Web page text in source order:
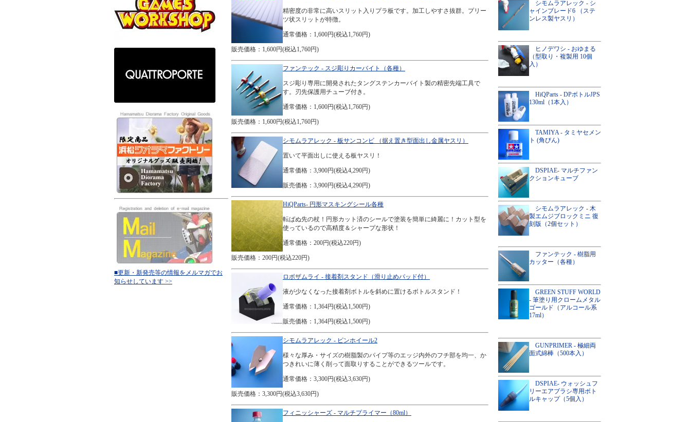
■更新・新発売等の情報をメルマガでお
知らせしています >>
精密度の非常に高いスリット入りプラ板です。加工しやすさ抜群。プリー
ツ状スリットが特徴。
通常価格：1,600円(税込1,760円)
販売価格：1,600円(税込1,760円)
ファンテック - スジ彫りカーバイト（各種）
スジ彫り専用に開発されたタングステンカーバイト製の精密先端工具で
す。刃先保護用チューブ付き。
通常価格：1,600円(税込1,760円)
販売価格：1,600円(税込1,760円)
シモムラアレック - 板サンコンビ （据え置き型面出し金属ヤスリ）
置いて平面出しに使える板ヤスリ！
通常価格：3,900円(税込4,290円)
販売価格：3,900円(税込4,290円)
HiQParts- 円形マスキングシール各種
転ばぬ先の杖！円形カット済のシールで塗装を簡単に綺麗に！カット型を
使っているので高精度＆シャープな形状！
通常価格：200円(税込220円)
販売価格：200円(税込220円)
ロボザムライ - 接着剤スタンド（滑り止めパッド付）
液が少なくなった接着剤ボトルを斜めに置けるボトルスタンド！
通常価格：1,364円(税込1,500円)
販売価格：1,364円(税込1,500円)
シモムラアレック - ピンホイール2
様々な厚み・サイズの樹脂製のパイプ等のエッジ内外のフチ部を均一、か
つきれいに薄く削って面取りすることができるツールです。
通常価格：3,300円(税込3,630円)
販売価格：3,300円(税込3,630円)
フィニッシャーズ - マルチプライマー（80ml）
シモムラアレック - シ
ャインブレード6 （ステ
ンレス製ヤスリ）
ヒノデワシ - おゆまる
（型取り・複製用 10個
入）
HiQParts - DPボトルJPS
130ml（1本入）
TAMIYA - タミヤセメン
ト (角びん)
DSPIAE- マルチファン
クションキューブ
シモムラアレック - 木
製エムジブロックミニ 復
刻版（2個セット）
ファンテック - 樹脂用
カッター（各種）
GREEN STUFF WORLD
- 筆塗り用クロームメタル
ゴールド（アルコール系
17ml）
GUNPRIMER - 極細両
面式綿棒（500本入）
DSPIAE- ウォッシュフ
リーエアブラシ専用ボト
ルキャップ（5個入）